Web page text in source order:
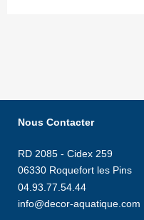
Nous Contacter
RD 2085 - Cidex 259
06330 Roquefort les Pins
04.93.77.54.44
info@decor-aquatique.com